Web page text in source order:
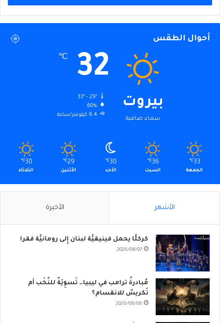
أحوال الطقس
بيروت
سماء صافية
32
℃
33º - 29º
60%
6.4 كيلومتر/ساعة
33
℃
الجمعة
36
℃
السبت
30
℃
الأحد
29
℃
الأثنين
30
℃
الثلاثاء
الأشهر الأخيرة
كركلَّا يحمل فينيقيَّة لبنان إِلى رومانيَّة فقرا
2026/08/07
مُبادرةُ ترامب في ليبيا… تَسوِيَةٌ للنُخَب أم
تَكريسٌ للانقسام؟
2026/08/06